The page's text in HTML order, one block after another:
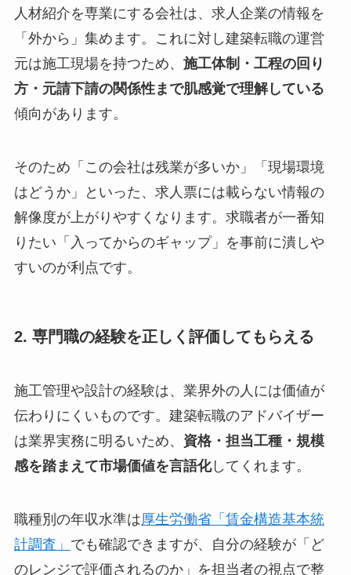
人材紹介を専業にする会社は、求人企業の情報を
「外から」集めます。これに対し建築転職の運営
元は施工現場を持つため、 施工体制・工程の回り
方・元請下請の関係性まで肌感覚で理解している
傾向があります。
そのため「この会社は残業が多いか」「現場環境
はどうか」といった、求人票には載らない情報の
解像度が上がりやすくなります。求職者が一番知
りたい「入ってからのギャップ」を事前に潰しや
すいのが利点です。
2. 専門職の経験を正しく評価してもらえる
施工管理や設計の経験は、業界外の人には価値が
伝わりにくいものです。建築転職のアドバイザー
は業界実務に明るいため、 資格・担当工種・規模
感を踏まえて市場価値を言語化してくれます。
職種別の年収水準は厚生労働省「賃金構造基本統
計調査」 でも確認できますが、自分の経験が「ど
のレンジで評価されるのか」を担当者の視点で整